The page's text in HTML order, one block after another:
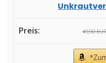
49,90 EUR